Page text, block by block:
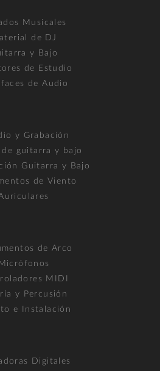
Musicales
de DJ
y Bajo
de Estudio
de Audio
y Grabación
de guitarra y bajo
Guitarra y Bajo
de Viento
de Arco
Micrófonos
MIDI
y Percusión
e Instalación
Digitales